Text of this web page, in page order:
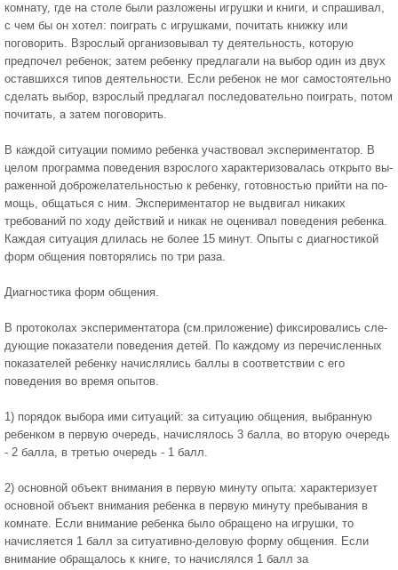
комна­ту, где на столе были разложены игрушки и книги, и спрашивал,
с чем бы он хотел: поиграть с игрушками, почитать книжку или
поговорить. Взрослый организовывал ту деятельность, которую
предпочел ребенок; затем ребенку предлагали на выбор один из двух
оставшихся типов дея­тельности. Если ребенок не мог самостоятельно
сделать выбор, взрос­лый предлагал последовательно поиграть, потом
почитать, а затем пого­ворить.
В каждой ситуации помимо ребенка участвовал экспериментатор. В
целом программа поведения взрослого характеризовалась открыто вы­
раженной доброжелательностью к ребенку, готовностью прийти на по­
мощь, общаться с ним. Экспериментатор не выдвигал никаких
требова­ний по ходу действий и никак не оценивал поведения ребенка.
Каждая ситуация длилась не более 15 минут. Опыты с диагностикой
форм об­щения повторялись по три раза.
Диагностика форм общения.
В протоколах экспериментатора (см.приложение) фиксировались сле­
дующие показатели поведения детей. По каждому из перечисленных
показателей ребенку начислялись баллы в соответствии с его
поведения во время опытов.
1) порядок выбора ими ситуаций: за ситуацию общения, выбранную
ребенком в первую очередь, начислялось 3 балла, во вторую очередь
- 2 балла, в третью очередь - 1 балл.
2) основной объект внимания в первую минуту опыта: характери­зует
основной объект внимания ребенка в первую минуту пребывания в
комнате. Если внимание ребенка было обращено на игрушки, то
начисляется 1 балл за ситуативно-деловую форму общения. Если
внимание обращалось к книге, то начислялся 1 балл за